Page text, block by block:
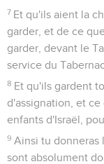
7 Et qu'ils aient la
garder, et de ce
garder, devant le
service du
8 Et qu'ils gardent
d'assignation, et
enfants d'Israël,
9 Ainsi tu donneras
sont absolument